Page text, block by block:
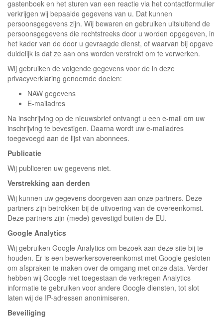
gastenboek en het sturen van een reactie via het contactformulier
verkrijgen wij bepaalde gegevens van u. Dat kunnen
persoonsgegevens zijn. Wij bewaren en gebruiken uitsluitend de
persoonsgegevens die rechtstreeks door u worden opgegeven, in
het kader van de door u gevraagde dienst, of waarvan bij opgave
duidelijk is dat ze aan ons worden verstrekt om te verwerken.
Wij gebruiken de volgende gegevens voor de in deze
privacyverklaring genoemde doelen:
NAW gegevens
E-mailadres
Na inschrijving op de nieuwsbrief ontvangt u een e-mail om uw
inschrijving te bevestigen. Daarna wordt uw e-mailadres
toegevoegd aan de lijst van abonnees.
Publicatie
Wij publiceren uw gegevens niet.
Verstrekking aan derden
Wij kunnen uw gegevens doorgeven aan onze partners. Deze
partners zijn betrokken bij de uitvoering van de overeenkomst.
Deze partners zijn (mede) gevestigd buiten de EU.
Google Analytics
Wij gebruiken Google Analytics om bezoek aan deze site bij te
houden. Er is een bewerkersovereenkomst met Google gesloten
om afspraken te maken over de omgang met onze data. Verder
hebben wij Google niet toegestaan de verkregen Analytics
informatie te gebruiken voor andere Google diensten, tot slot
laten wij de IP-adressen anonimiseren.
Beveiliging